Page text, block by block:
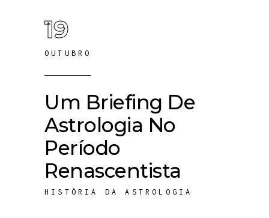
19
OUTUBRO
Um Briefing De
Astrologia No
Período
Renascentista
HISTÓRIA DA ASTROLOGIA